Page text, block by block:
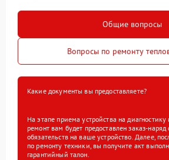
Общие вопросы
Вопросы по ремонту
Какие документы вы предоставляете?
На этапе приема устройства на
ремонт вам будет предоставлен заказ-
обязательств на ваше устройство. Далее,
по ремонту техники, вы получите акт
гарантийный талон.